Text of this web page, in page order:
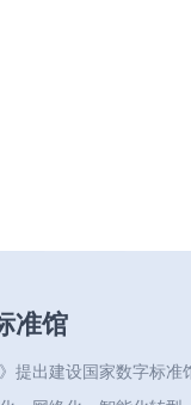
准馆
提出建设国家数字标准